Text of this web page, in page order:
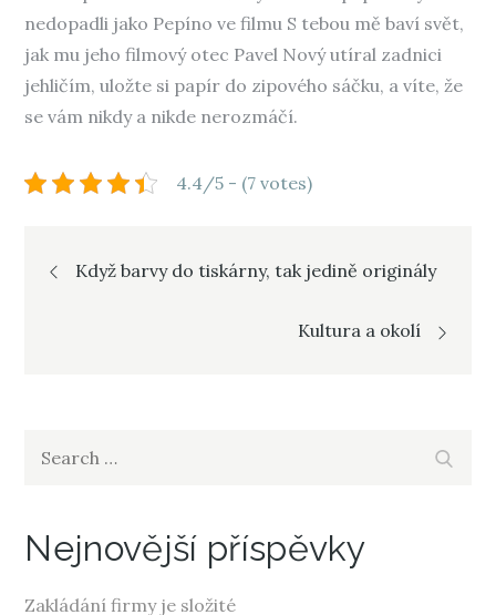
nedopadli jako Pepíno ve filmu S tebou mě baví svět,
jak mu jeho filmový otec Pavel Nový utíral zadnici
jehličím, uložte si papír do zipového sáčku, a víte, že
se vám nikdy a nikde nerozmáčí.
4.4/5 - (7 votes)
Navigace
Když barvy do tiskárny, tak jedině originály
Kultura a okolí
Nejnovější příspěvky
Zakládání firmy je složité